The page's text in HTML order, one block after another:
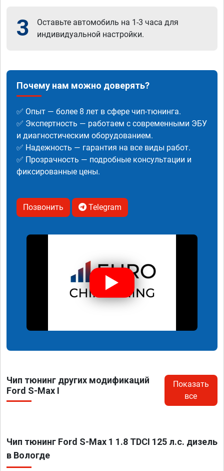
3
Оставьте автомобиль на 1-3 часа для
индивидуальной настройки.
Почему нам можно доверять?
✅ Опыт — более 8 лет в сфере чип-тюнинга.
✅ Экспертность — работаем с современными ЭБУ
и диагностическим оборудованием.
✅ Надежность — гарантия на все виды работ.
✅ Прозрачность — подробные консультации и
фиксированные цены.
Позвонить Telegram
Чип тюнинг других модификаций
Ford S-Max I
Показать
все
Чип тюнинг Ford S-Max 1 1.8 TDCI 125 л.с. дизель
в Вологде